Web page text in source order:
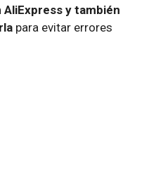
y también
para evitar errores